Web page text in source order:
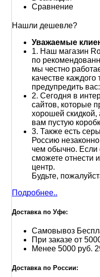
Сравнение
Нашли дешевле?
Уважаемые
1. Наш магазин
по
мы честно
качестве
предупредить вас:
2. Сегодня в
сайтов, которые
хорошей скидкой,
вам пустую
3. Также есть
Россию
чем обычно.
сможете отнести
центр.
Будьте,
Подробнее..
Доставка по Уфе:
Самовывоз
При заказе от
Менее 5000 руб.
Доставка по России: